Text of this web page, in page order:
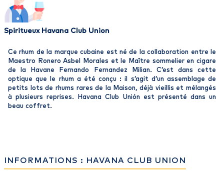
Spiritueux Havana Club Union
Ce rhum de la marque cubaine est né de la collaboration entre le
Maestro Ronero Asbel Morales et le Maître sommelier en cigare
de la Havane Fernando Fernandez Milian. C’est dans cette
optique que le rhum a été conçu : il s’agit d’un assemblage de
petits lots de rhums rares de la Maison, déjà vieillis et mélangés
à plusieurs reprises. Havana Club Unión est présenté dans un
beau coffret.
INFORMATIONS : HAVANA CLUB UNION